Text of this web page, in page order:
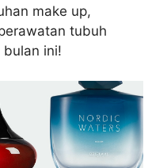
make up,
tubuh
ini!